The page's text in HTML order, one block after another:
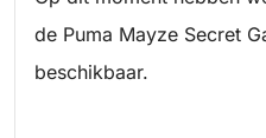
de Puma Mayze Secret
beschikbaar.